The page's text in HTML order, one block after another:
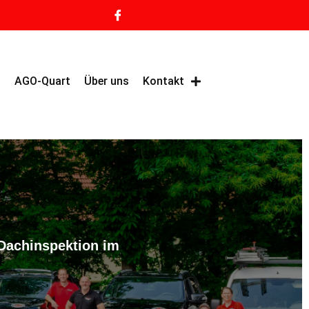
AGO-Quart Über uns Kontakt
im